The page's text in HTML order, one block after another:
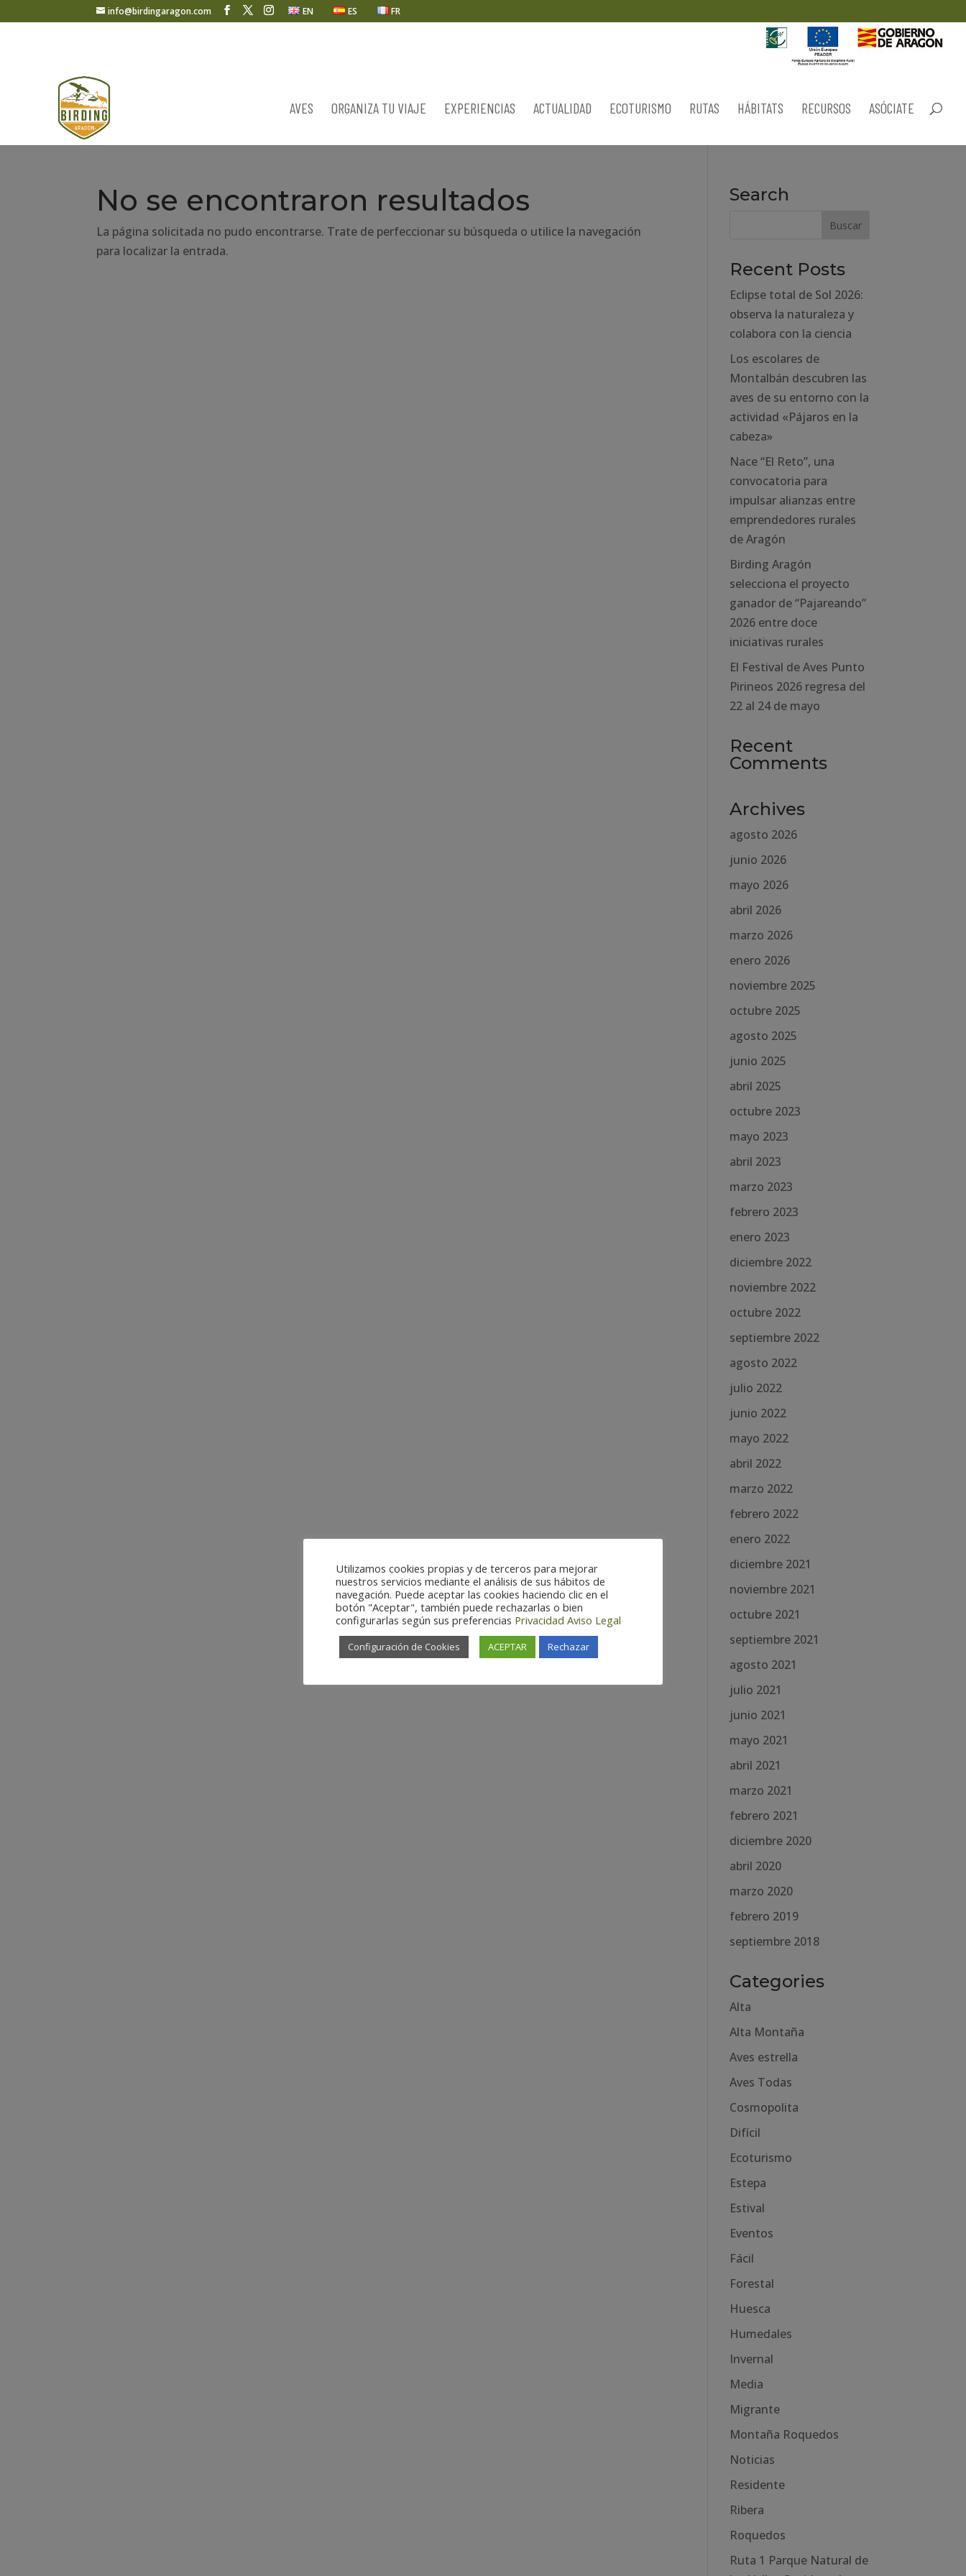
info@birdingaragon.com EN ES FR
AVES ORGANIZA TU VIAJE EXPERIENCIAS ACTUALIDAD ECOTURISMO RUTAS HÁBITATS RECURSOS ASÓCIATE
No se encontraron resultados
La página solicitada no pudo encontrarse. Trate de perfeccionar su búsqueda o utilice la navegación
para localizar la entrada.
Search
Recent Posts
Eclipse total de Sol 2026:
observa la naturaleza y
colabora con la ciencia
Los escolares de
Montalbán descubren las
aves de su entorno con la
actividad «Pájaros en la
cabeza»
Nace “El Reto”, una
convocatoria para
impulsar alianzas entre
emprendedores rurales
de Aragón
Birding Aragón
selecciona el proyecto
ganador de “Pajareando”
2026 entre doce
iniciativas rurales
El Festival de Aves Punto
Pirineos 2026 regresa del
22 al 24 de mayo
Recent
Comments
Archives
agosto 2026
junio 2026
mayo 2026
abril 2026
marzo 2026
enero 2026
noviembre 2025
octubre 2025
agosto 2025
junio 2025
abril 2025
octubre 2023
mayo 2023
abril 2023
marzo 2023
febrero 2023
enero 2023
diciembre 2022
noviembre 2022
octubre 2022
septiembre 2022
agosto 2022
julio 2022
junio 2022
mayo 2022
abril 2022
marzo 2022
febrero 2022
enero 2022
diciembre 2021
noviembre 2021
octubre 2021
septiembre 2021
agosto 2021
julio 2021
junio 2021
mayo 2021
abril 2021
marzo 2021
febrero 2021
diciembre 2020
abril 2020
marzo 2020
febrero 2019
septiembre 2018
Categories
Alta
Alta Montaña
Aves estrella
Aves Todas
Cosmopolita
Difícil
Ecoturismo
Estepa
Estival
Eventos
Fácil
Forestal
Huesca
Humedales
Invernal
Media
Migrante
Montaña Roquedos
Noticias
Residente
Ribera
Roquedos
Ruta 1 Parque Natural de
Utilizamos cookies propias y de terceros para mejorar
nuestros servicios mediante el análisis de sus hábitos de
navegación. Puede aceptar las cookies haciendo clic en el
botón "Aceptar", también puede rechazarlas o bien
configurarlas según sus preferencias Privacidad Aviso Legal
Configuración de Cookies ACEPTAR Rechazar